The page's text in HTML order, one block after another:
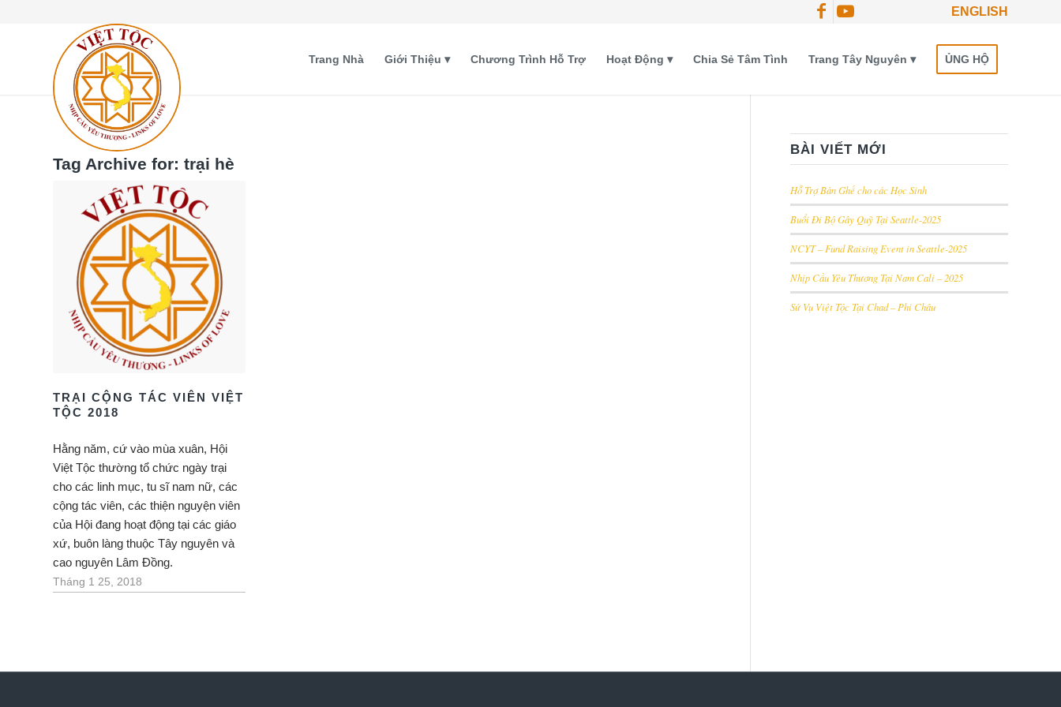
ENGLISH
Trang Nhà Giới Thiệu Chương Trình Hỗ Trợ Hoạt Động Chia Sẻ Tâm Tình Trang Tây Nguyên ỦNG HỘ
Tag Archive for: trại hè
TRẠI CỘNG TÁC VIÊN VIỆT
TỘC 2018
Hằng năm, cứ vào mùa xuân, Hội
Việt Tộc thường tổ chức ngày trại
cho các linh mục, tu sĩ nam nữ, các
cộng tác viên, các thiện nguyện viên
của Hội đang hoạt động tại các giáo
xứ, buôn làng thuộc Tây nguyên và
cao nguyên Lâm Đồng.
Tháng 1 25, 2018
BÀI VIẾT MỚI
Hỗ Trợ Bàn Ghế cho các Học Sinh
Buổi Đi Bộ Gây Quỹ Tại Seattle-2025
NCYT – Fund Raising Event in Seattle-2025
Nhịp Cầu Yêu Thương Tại Nam Cali – 2025
Sứ Vụ Việt Tộc Tại Chad – Phi Châu